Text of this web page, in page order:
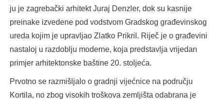
ju je zagrebački arhitekt Juraj Denzler, dok su kasnije
preinake izvedene pod vodstvom Gradskog građevinskog
ureda kojim je upravljao Zlatko Prikril. Riječ je o građevini
nastaloj u razdoblju moderne, koja predstavlja vrijedan
primjer arhitektonske baštine 20. stoljeća.
Prvotno se razmišljalo o gradnji vijećnice na području
Kortila, no zbog visokih troškova zemljišta odabrana je